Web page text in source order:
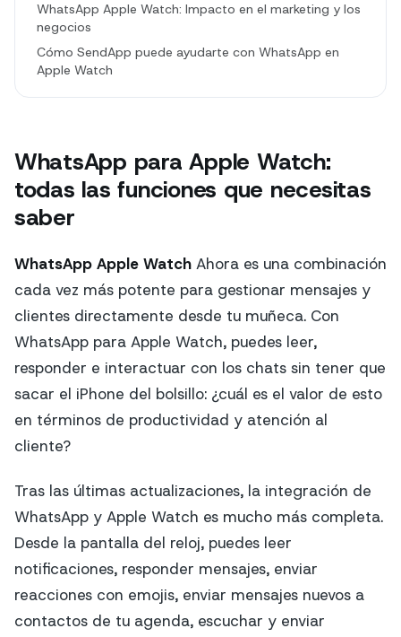
WhatsApp Apple Watch: Impacto en el marketing y los
negocios
Cómo SendApp puede ayudarte con WhatsApp en
Apple Watch
WhatsApp para Apple Watch:
todas las funciones que necesitas
saber
WhatsApp Apple Watch Ahora es una combinación
cada vez más potente para gestionar mensajes y
clientes directamente desde tu muñeca. Con
WhatsApp para Apple Watch, puedes leer,
responder e interactuar con los chats sin tener que
sacar el iPhone del bolsillo: ¿cuál es el valor de esto
en términos de productividad y atención al
cliente?
Tras las últimas actualizaciones, la integración de
WhatsApp y Apple Watch es mucho más completa.
Desde la pantalla del reloj, puedes leer
notificaciones, responder mensajes, enviar
reacciones con emojis, enviar mensajes nuevos a
contactos de tu agenda, escuchar y enviar